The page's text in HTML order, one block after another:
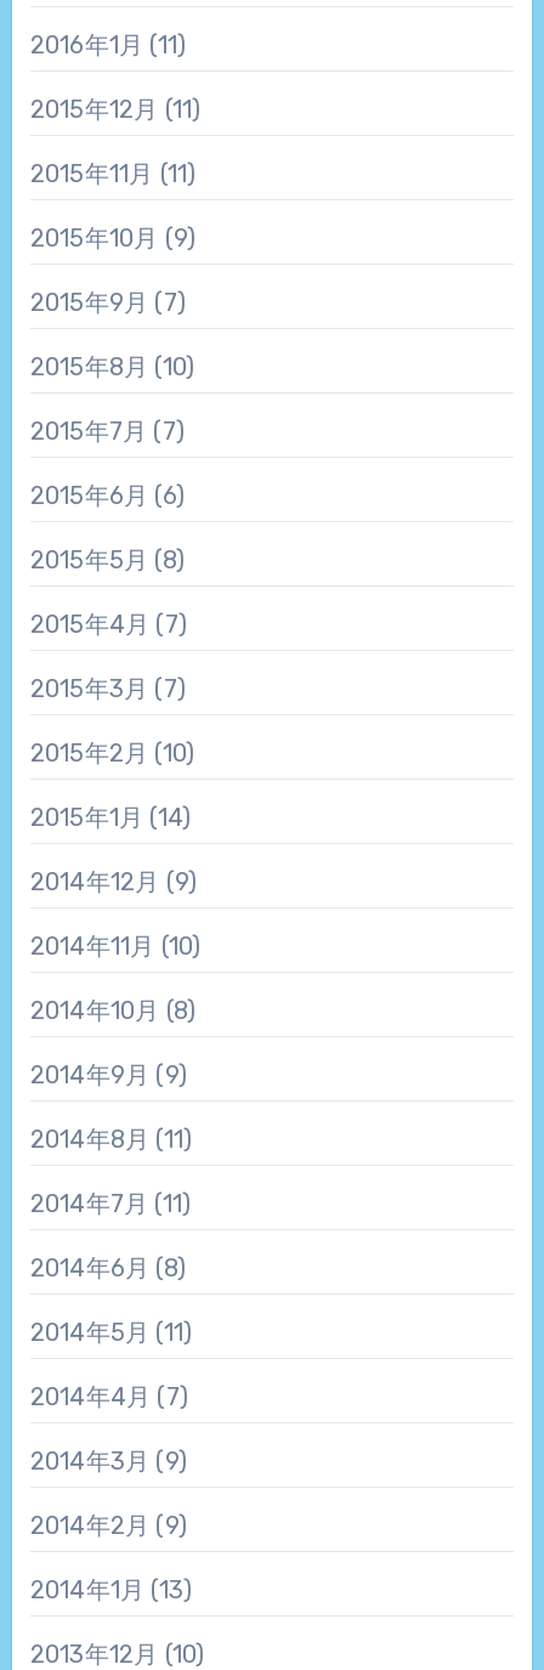
2016年1月 (11)
2015年12月 (11)
2015年11月 (11)
2015年10月 (9)
2015年9月 (7)
2015年8月 (10)
2015年7月 (7)
2015年6月 (6)
2015年5月 (8)
2015年4月 (7)
2015年3月 (7)
2015年2月 (10)
2015年1月 (14)
2014年12月 (9)
2014年11月 (10)
2014年10月 (8)
2014年9月 (9)
2014年8月 (11)
2014年7月 (11)
2014年6月 (8)
2014年5月 (11)
2014年4月 (7)
2014年3月 (9)
2014年2月 (9)
2014年1月 (13)
2013年12月 (10)